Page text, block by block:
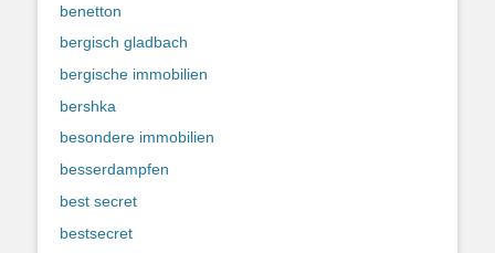
benetton
bergisch gladbach
bergische immobilien
bershka
besondere immobilien
besserdampfen
best secret
bestsecret